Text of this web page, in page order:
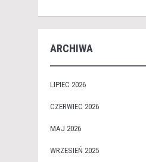
ARCHIWA
LIPIEC 2026
CZERWIEC 2026
MAJ 2026
WRZESIEŃ 2025